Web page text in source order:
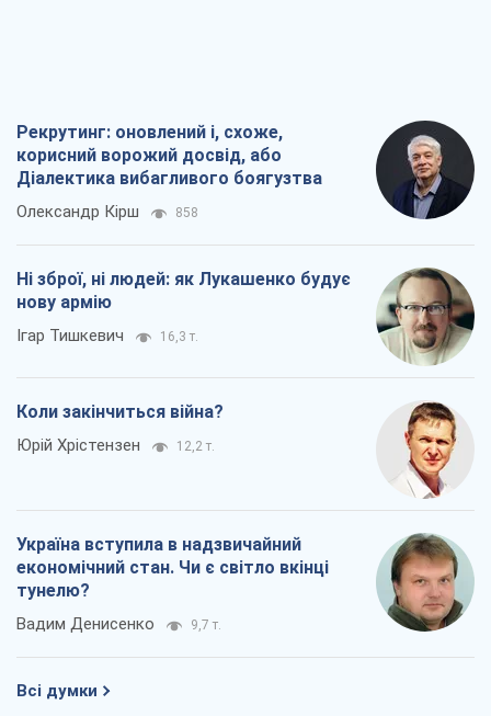
Рекрутинг: оновлений і, схоже,
корисний ворожий досвід, або
Діалектика вибагливого боягузтва
Олександр Кірш 858
Ні зброї, ні людей: як Лукашенко будує
нову армію
Ігар Тишкевич 16,3 т.
Коли закінчиться війна?
Юрій Хрістензен 12,2 т.
Україна вступила в надзвичайний
економічний стан. Чи є світло вкінці
тунелю?
Вадим Денисенко 9,7 т.
Всі думки